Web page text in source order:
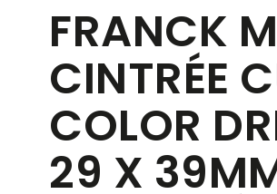
FRANCK
CINTRÉE
COLOR
29 X